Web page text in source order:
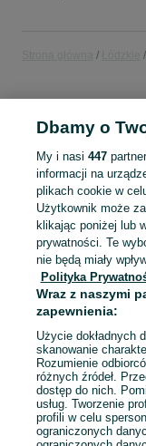
Mapa kategorii
Mapa miejscowości
Mapa ministron
Popularne wyszukiwania
Dbamy o
My i nasi 447
informacji na
plikach cookie w
Użytkownik może
klikając poniżej lub
prywatności. Te
nie będą miały
Polityka
Wraz z naszymi
zapewnienia:
Użycie dokładnych
skanowanie
Rozumienie
różnych źródeł.
dostęp do nich.
usług. Tworzenie
profili w celu
ograniczonych